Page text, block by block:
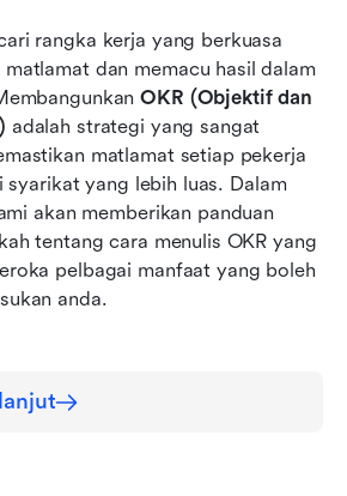
rangka kerja yang berkuasa
dan memacu hasil dalam
OKR (Objektif dan
adalah strategi yang sangat
matlamat setiap pekerja
syarikat yang lebih luas. Dalam
akan memberikan panduan
tentang cara menulis OKR yang
pelbagai manfaat yang boleh
anda.
OKR
Semak dan Kemas Kini
yang berkesan?